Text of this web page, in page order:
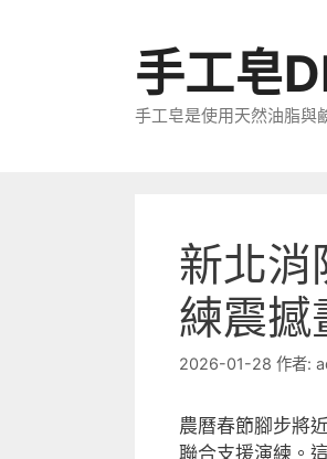
手工皂
手工皂是使用天然油脂與
新北消
練震撼
2026-01-28 作者:
農曆春節腳步將
聯合支援演練。